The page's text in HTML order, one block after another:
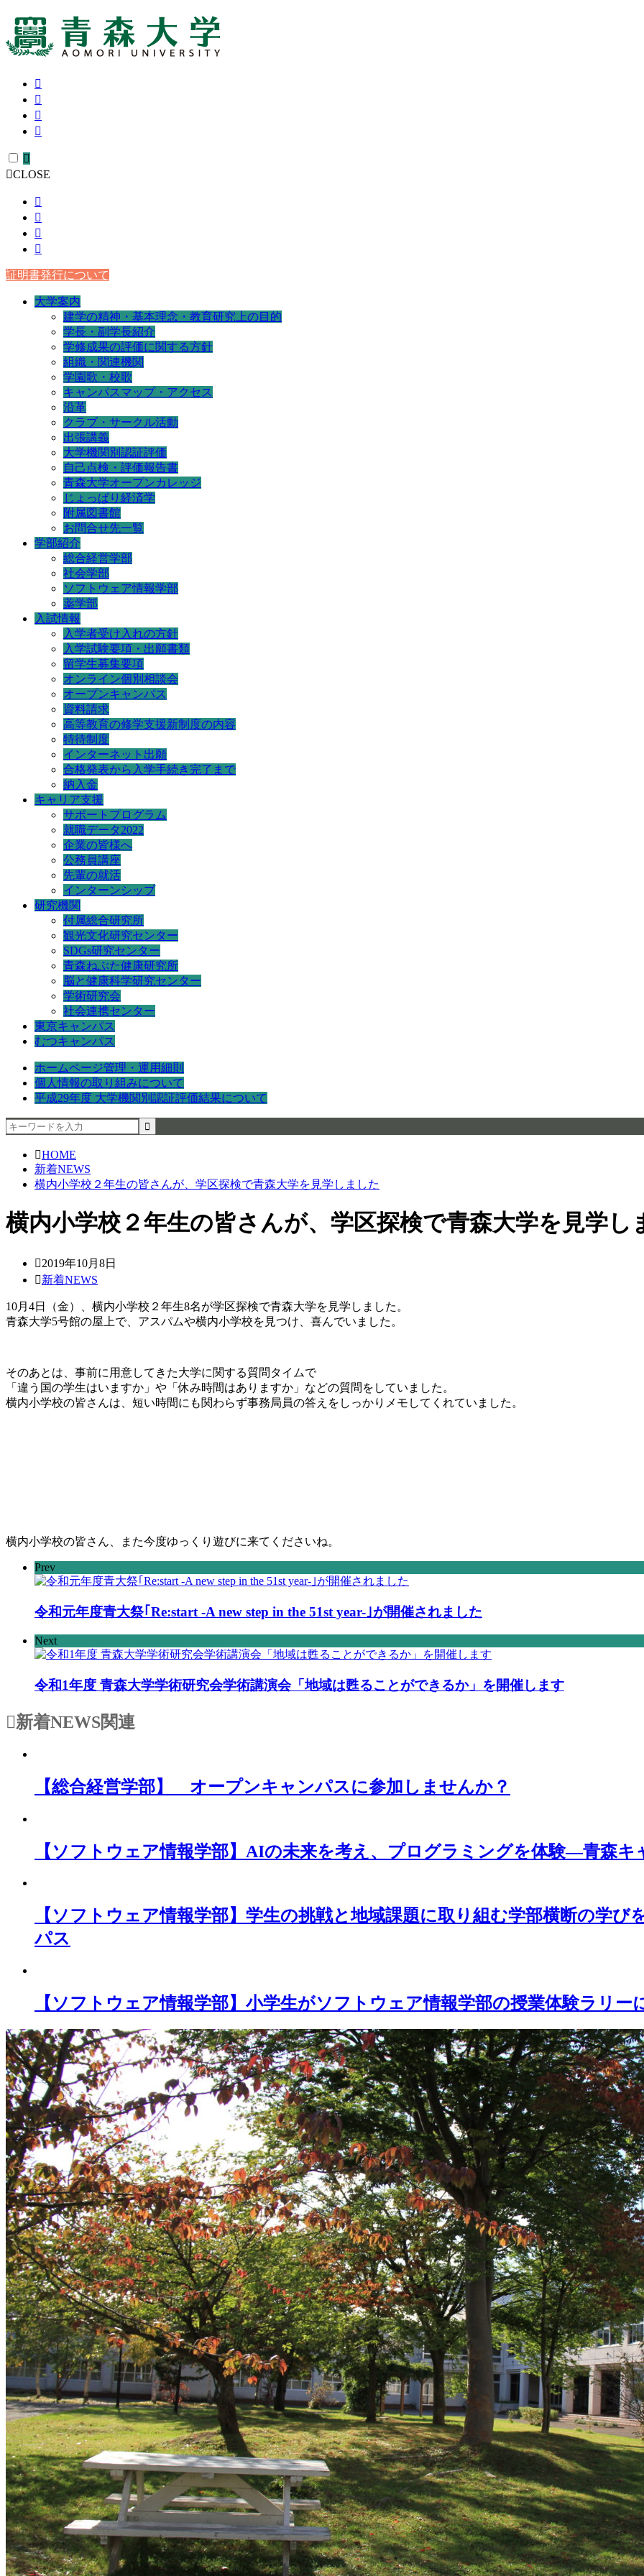
CLOSE
証明書発行について
大学案内
建学の精神・基本理念・教育研究上の目的
学長・副学長紹介
学修成果の評価に関する方針
組織・関連機関
学園歌・校歌
キャンパスマップ・アクセス
沿革
クラブ・サークル活動
出張講義
大学機関別認証評価
自己点検・評価報告書
青森大学オープンカレッジ
じょっぱり経済学
附属図書館
お問合せ先一覧
学部紹介
総合経営学部
社会学部
ソフトウェア情報学部
薬学部
入試情報
入学者受け入れの方針
入学試験要項・出願書類
留学生募集要項
オンライン個別相談会
オープンキャンパス
資料請求
高等教育の修学支援新制度の内容
特待制度
インターネット出願
合格発表から入学手続き完了まで
納入金
キャリア支援
サポートプログラム
就職データ2022
企業の皆様へ
公務員講座
先輩の就活
インターンシップ
研究機関
付属総合研究所
観光文化研究センター
SDGs研究センター
青森ねぶた健康研究所
脳と健康科学研究センター
学術研究会
社会連携センター
東京キャンパス
むつキャンパス
ホームページ管理・運用細則
個人情報の取り組みについて
平成29年度 大学機関別認証評価結果について
HOME
新着NEWS
横内小学校２年生の皆さんが、学区探検で青森大学を見学しました
横内小学校２年生の皆さんが、学区探検で青森大学を見学し
2019年10月8日
新着NEWS
10月4日（金）、横内小学校２年生8名が学区探検で青森大学を見学しました。
青森大学5号館の屋上で、アスパムや横内小学校を見つけ、喜んでいました。
そのあとは、事前に用意してきた大学に関する質問タイムで
「違う国の学生はいますか」や「休み時間はありますか」などの質問をしていました。
横内小学校の皆さんは、短い時間にも関わらず事務局員の答えをしっかりメモしてくれていました。
横内小学校の皆さん、また今度ゆっくり遊びに来てくださいね。
Prev
令和元年度青大祭｢Re:start -A new step in the 51st year-｣が開催されました
Next
令和1年度 青森大学学術研究会学術講演会「地域は甦ることができるか」を開催します
新着NEWS関連
【総合経営学部】 オープンキャンパスに参加しませんか？
【ソフトウェア情報学部】AIの未来を考え、プログラミングを体験―青森
【ソフトウェア情報学部】学生の挑戦と地域課題に取り組む学部横断の学
パス
【ソフトウェア情報学部】小学生がソフトウェア情報学部の授業体験ラリー